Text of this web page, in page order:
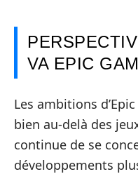
VA EPIC
Les ambitions
bien au-delà des
continue de se
développements